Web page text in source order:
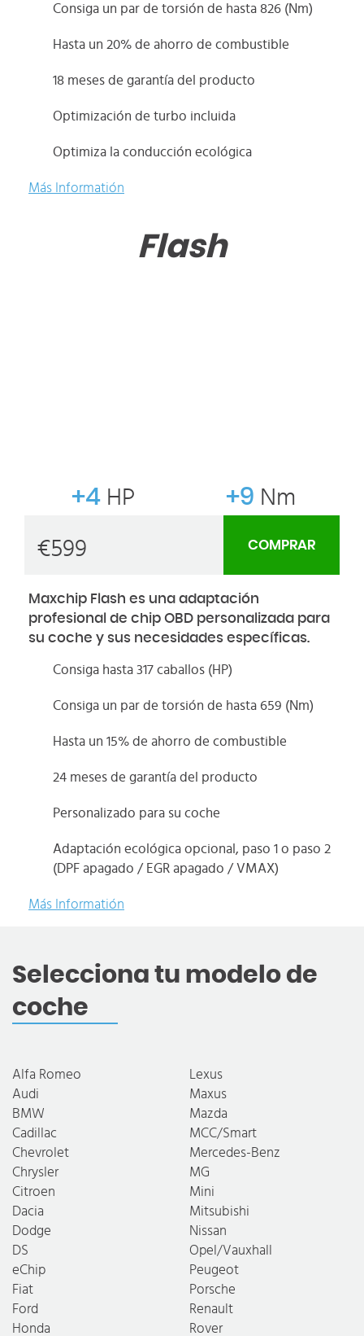
Consiga un par de torsión de hasta 826 (Nm)
Hasta un 20% de ahorro de combustible
18 meses de garantía del producto
Optimización de turbo incluida
Optimiza la conducción ecológica
Más Informatión
Flash
+4 HP +9 Nm
€599 COMPRAR
Maxchip Flash es una adaptación
profesional de chip OBD personalizada para
su coche y sus necesidades específicas.
Consiga hasta 317 caballos (HP)
Consiga un par de torsión de hasta 659 (Nm)
Hasta un 15% de ahorro de combustible
24 meses de garantía del producto
Personalizado para su coche
Adaptación ecológica opcional, paso 1 o paso 2
(DPF apagado / EGR apagado / VMAX)
Más Informatión
Selecciona tu modelo de
coche
Alfa Romeo
Audi
BMW
Cadillac
Chevrolet
Chrysler
Citroen
Dacia
Dodge
DS
eChip
Fiat
Ford
Honda
Lexus
Maxus
Mazda
MCC/Smart
Mercedes-Benz
MG
Mini
Mitsubishi
Nissan
Opel/Vauxhall
Peugeot
Porsche
Renault
Rover